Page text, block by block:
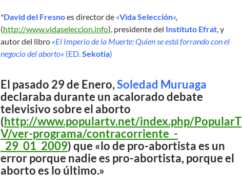
*David del Fresnoes director de «Vida Selección«,
(http://www.vidaseleccion.info), presidente del Instituto Efrat, y
autor del libro «El Imperio de la Muerte: Quien se está forrando con el
negocio del aborto» (ED.Sekotia)
El pasado 29 de Enero,Soledad Muruaga
declaraba durante un acalorado debate
televisivo sobre el aborto
(http://www.populartv.net/index.php/PopularT
V/ver-programa/contracorriente_-
_29_01_2009) que «lo de pro-abortista es un
error porque nadie es pro-abortista, porque el
aborto es lo último.»